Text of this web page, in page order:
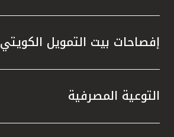
إفصاحات بيت التمويل الكويتي
التوعية المصرفية